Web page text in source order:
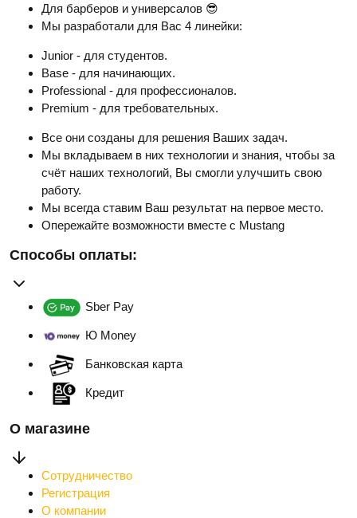
Для барберов и универсалов 😎
Мы разработали для Вас 4 линейки:
Junior - для студентов.
Base - для начинающих.
Professional - для профессионалов.
Premium - для требовательных.
Все они созданы для решения Ваших задач.
Мы вкладываем в них технологии и знания, чтобы за
счёт наших технологий, Вы смогли улучшить свою
работу.
Мы всегда ставим Ваш результат на первое место.
Опережайте возможности вместе с Mustang
Способы оплаты:
Sber Pay
Ю Money
Банковская карта
Кредит
О магазине
Сотрудничество
Регистрация
О компании